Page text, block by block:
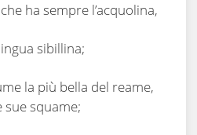
ha sempre l’acquolina,
sibillina;
la più bella del reame,
squame;